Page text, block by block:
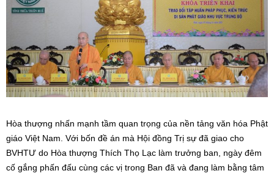
Hòa thượng nhấn mạnh tầm quan trọng của nền tảng văn hóa Phật
giáo Việt Nam. Với bốn đề án mà Hội đồng Trị sự đã giao cho
BVHTƯ do Hòa thượng Thích Thọ Lạc làm trưởng ban, ngày đêm
cố gắng phấn đấu cùng các vị trong Ban đã và đang làm bằng tâm